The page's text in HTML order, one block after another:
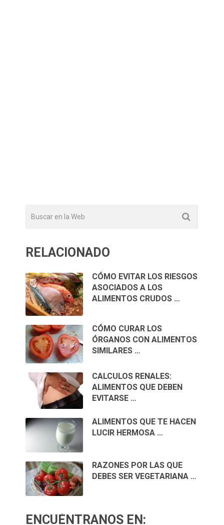
RELACIONADO
CÓMO EVITAR LOS RIESGOS
ASOCIADOS A LOS
ALIMENTOS CRUDOS …
CÓMO CURAR LOS
ÓRGANOS CON ALIMENTOS
SIMILARES …
CALCULOS RENALES:
ALIMENTOS QUE DEBEN
EVITARSE …
ALIMENTOS QUE TE HACEN
LUCIR HERMOSA …
RAZONES POR LAS QUE
DEBES SER VEGETARIANA …
ENCUÉNTRANOS EN: